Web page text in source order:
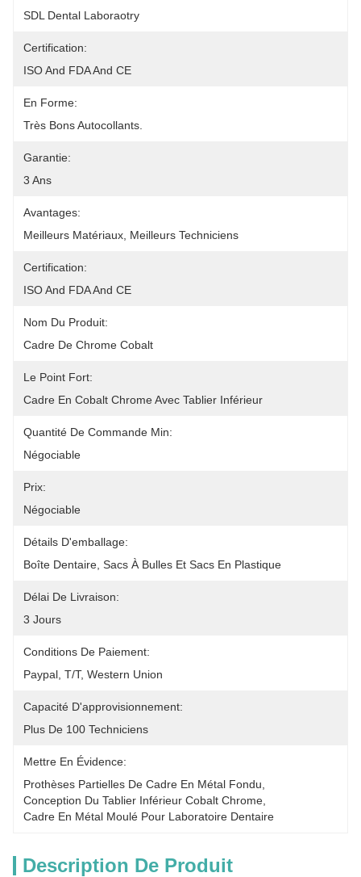
SDL Dental Laboraotry
Certification:
ISO And FDA And CE
En Forme:
Très Bons Autocollants.
Garantie:
3 Ans
Avantages:
Meilleurs Matériaux, Meilleurs Techniciens
Certification:
ISO And FDA And CE
Nom Du Produit:
Cadre De Chrome Cobalt
Le Point Fort:
Cadre En Cobalt Chrome Avec Tablier Inférieur
Quantité De Commande Min:
Négociable
Prix:
Négociable
Détails D'emballage:
Boîte Dentaire, Sacs À Bulles Et Sacs En Plastique
Délai De Livraison:
3 Jours
Conditions De Paiement:
Paypal, T/T, Western Union
Capacité D'approvisionnement:
Plus De 100 Techniciens
Mettre En Évidence:
Prothèses Partielles De Cadre En Métal Fondu
Conception Du Tablier Inférieur Cobalt Chrome
Cadre En Métal Moulé Pour Laboratoire Dentaire
Description De Produit